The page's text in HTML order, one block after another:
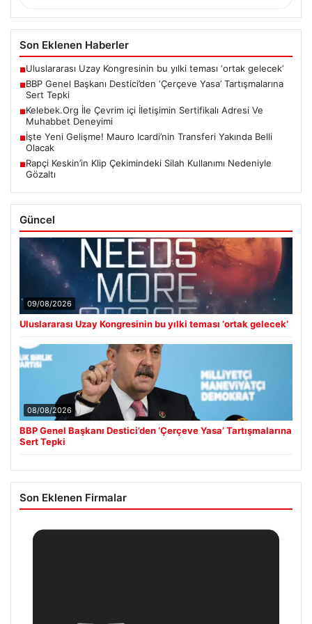
Son Eklenen Haberler
■Uluslararası Uzay Kongresinin bu yılki teması ‘ortak gelecek’
■BBP Genel Başkanı Destici’den ‘Çerçeve Yasa’ Tartışmalarına
Sert Tepki
■Kelebek.Org İle Çevrim içi İletişimin Sertifikalı Adresi Ve
Muhabbet Deneyimi
■İşte Yeni Gelişme! Mauro Icardi’nin Transferi Yakında Belli
Olacak
■Rapçi Keskin’in Klip Çekimindeki Silah Kullanımı Nedeniyle
Gözaltı
Güncel
09/08/2026
Uluslararası Uzay Kongresinin bu yılki teması ‘ortak gelecek’
08/08/2026
BBP Genel Başkanı Destici’den ‘Çerçeve Yasa’ Tartışmalarına
Sert Tepki
Son Eklenen Firmalar